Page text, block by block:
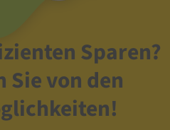
Sparen?
von den